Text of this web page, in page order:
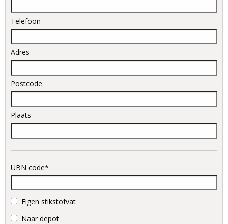
Telefoon
Adres
Postcode
Plaats
UBN code*
Eigen stikstofvat
Naar depot